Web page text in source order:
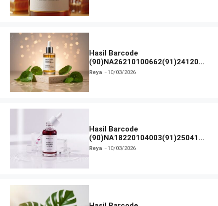
Hasil Barcode
(90)NA26210100662(91)241203
dan Izin BPOM
Reya 10/03/2026
Hasil Barcode
(90)NA18220104003(91)250418
dan Izin BPOM
Reya 10/03/2026